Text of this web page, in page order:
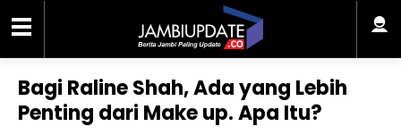
Bagi Raline Shah, Ada yang Lebih
Penting dari Make up. Apa Itu?